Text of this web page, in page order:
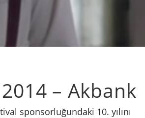
– Akbank
sponsorluğundaki 10. yılını